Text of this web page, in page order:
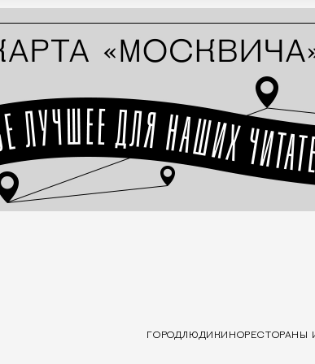
ГОРОДЛЮДИ КИНОРЕСТОРАНЫ